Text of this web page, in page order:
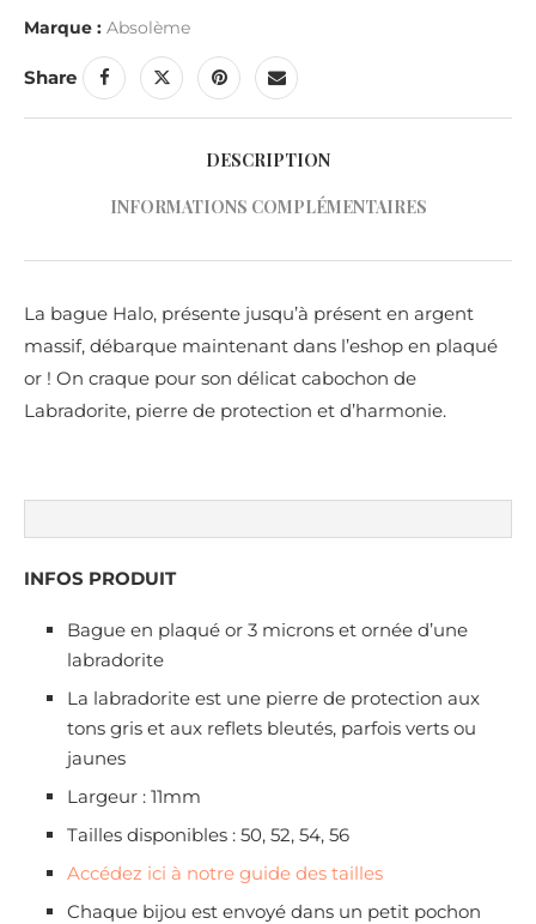
Marque : Absolème
Share
DESCRIPTION
INFORMATIONS COMPLÉMENTAIRES
La bague Halo, présente jusqu’à présent en argent
massif, débarque maintenant dans l’eshop en plaqué
or ! On craque pour son délicat cabochon de
Labradorite, pierre de protection et d’harmonie.
INFOS PRODUIT
Bague en plaqué or 3 microns et ornée d’une
labradorite
La labradorite est une pierre de protection aux
tons gris et aux reflets bleutés, parfois verts ou
jaunes
Largeur : 11mm
Tailles disponibles : 50, 52, 54, 56
Accédez ici à notre guide des tailles
Chaque bijou est envoyé dans un petit pochon